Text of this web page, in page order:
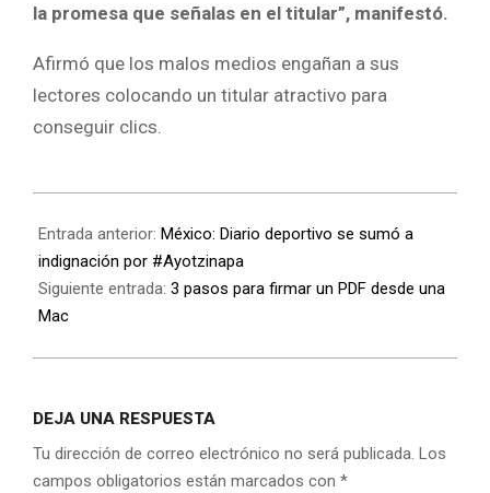
la promesa que señalas en el titular”, manifestó.
Afirmó que los malos medios engañan a sus
lectores colocando un titular atractivo para
conseguir clics.
Entrada anterior: México: Diario deportivo se sumó a
indignación por #Ayotzinapa
Siguiente entrada: 3 pasos para firmar un PDF desde una
Mac
DEJA UNA RESPUESTA
Tu dirección de correo electrónico no será publicada. Los
campos obligatorios están marcados con *